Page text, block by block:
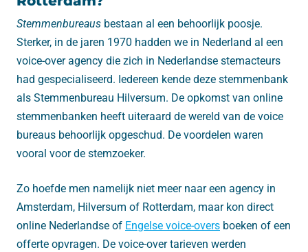
Stemmenbureaus bestaan al een behoorlijk poosje.
Sterker, in de jaren 1970 hadden we in Nederland al een
voice-over agency die zich in Nederlandse stemacteurs
had gespecialiseerd. Iedereen kende deze stemmenbank
als Stemmenbureau Hilversum. De opkomst van online
stemmenbanken heeft uiteraard de wereld van de voice
bureaus behoorlijk opgeschud. De voordelen waren
vooral voor de stemzoeker.
Zo hoefde men namelijk niet meer naar een agency in
Amsterdam, Hilversum of Rotterdam, maar kon direct
online Nederlandse of Engelse voice-overs boeken of een
offerte opvragen. De voice-over tarieven werden